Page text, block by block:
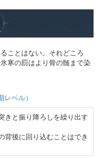
ことはない。それどころ
寒の罰はより骨の髄まで染
ベル）
きと振り降ろしを繰り出す
背後に回り込むことはでき